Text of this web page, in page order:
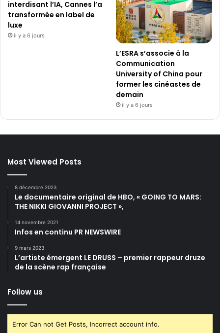
interdisant l’IA, Cannes l’a
transformée en label de
luxe
il y a 6 jours
L’ESRA s’associe à la
Communication
University of China pour
former les cinéastes de
demain
il y a 6 jours
Most Viewed Posts
8 décembre 2023
Le documentaire original de HBO, « GOING TO MARS:
THE NIKKI GIOVANNI PROJECT »,
14 novembre 2021
Infos en continu PR NEWSWIRE
9 mars 2023
L’artiste émergent LE DRUSS – premier rappeur druze
de la scène rap française
Follow us
Error Can not Get Posts, Incorrect account info.